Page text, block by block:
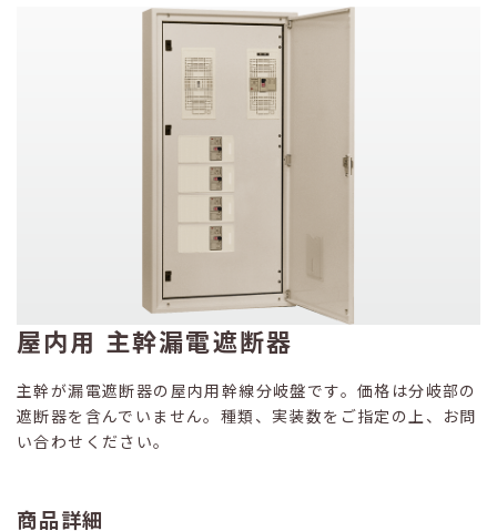
屋内用 主幹漏電遮断器
主幹が漏電遮断器の屋内用幹線分岐盤です。価格は分岐部の
遮断器を含んでいません。種類、実装数をご指定の上、お問
い合わせください。
商品詳細